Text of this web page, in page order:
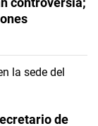
de